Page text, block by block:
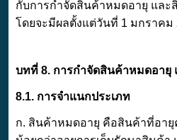
กับการกำจัดสินค้าหมดอายุ และ
โดยจะมีผลตั้งแต่วันที่ 1 มกราคม
บทที่ 8. การกำจัดสินค้าหมดอายุ
8.1. การจำแนกประเภท
ก. สินค้าหมดอายุ คือสินค้าที่อายุ